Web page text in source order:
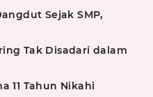
Sejak SMP,
Tak Disadari dalam
11 Tahun Nikahi